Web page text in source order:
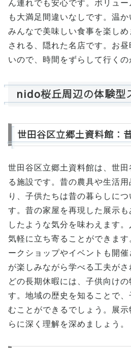
ん連れでも安心です。ボリュ
も大満足間違いなしです。温
みんなで美味しい食事を楽し
される、隠れた名店です。お
いので、時間をずらして行くの
nido桜丘周辺の体験型
世田谷区立郷土資料館：
世田谷区立郷土資料館は、世
る施設です。昔の農具や生活
り、子供たちは昔の暮らしに
す。昔の家屋を再現した展示
したような気分を味わえます。
気軽に立ち寄ることができま
ークショップやイベントも開
が楽しみながら学べる工夫が
どの長期休暇には、子供向けの
す。地域の歴史を知ることで
むことができるでしょう。展
らに深く理解を深めましょう。